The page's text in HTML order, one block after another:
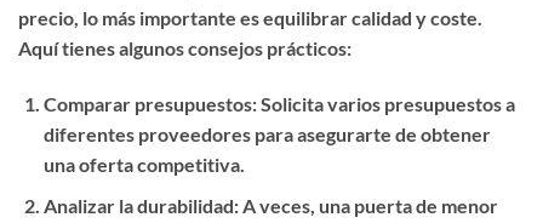
precio, lo más importante es equilibrar calidad y coste.
Aquí tienes algunos consejos prácticos:
Comparar presupuestos: Solicita varios presupuestos a
diferentes proveedores para asegurarte de obtener
una oferta competitiva.
Analizar la durabilidad: A veces, una puerta de menor